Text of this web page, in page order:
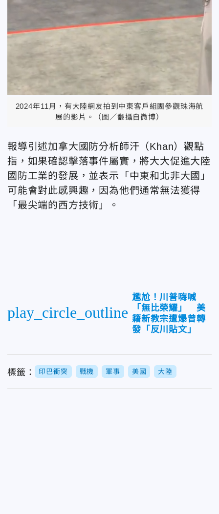
2024年11月，有大陸網友拍到中東客戶組團參觀珠海航
展的影片。（圖／翻攝自微博）
報導引述加拿大國防分析師汗（Khan）觀點
指，如果確認擊落事件屬實，將大大促進大陸
國防工業的發展，並表示「中東和北非大國」
可能會對此感興趣，因為他們通常無法獲得
「最尖端的西方技術」。
play_circle_outline
尷尬！川普嗨喊
「無比榮耀」 美
籍新教宗遭爆曾轉
發「反川貼文」
標籤： 印巴衝突 戰機 軍事 美國 大陸